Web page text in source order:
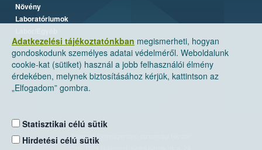
Adatkezelési tájékoztatónkban megismerheti, hogyan
gondoskodunk személyes adatai védelméről. Weboldalunk
cookie-kat (sütiket) használ a jobb felhasználói élmény
érdekében, melynek biztosításához kérjük, kattintson az
„Elfogadom” gombra.
Statisztikai célú sütik
Hirdetési célú sütik
Növény
Laboratóriumok
Nemzeti Élelmiszerlánc-biztonsági Hivatal